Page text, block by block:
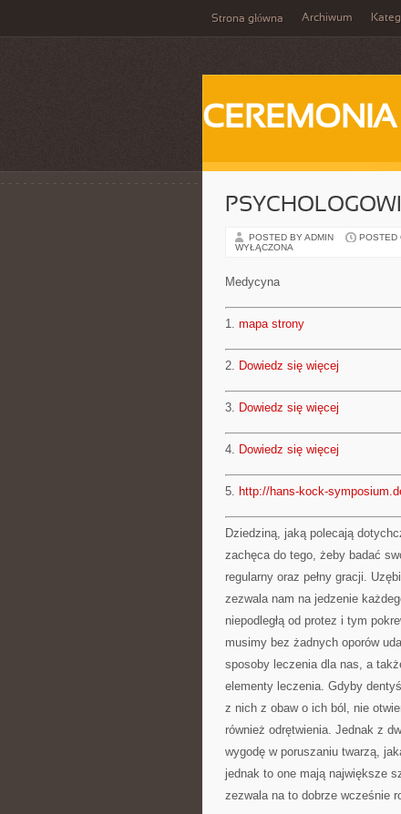
Strona główna Archiwum
CEREMONIA
POSTED BY ADMIN POSTED
WYŁĄCZONA
Medycyna
1. mapa strony
2. Dowiedz się więcej
3. Dowiedz się więcej
4. Dowiedz się więcej
5. http://hans-kock-
Dziedziną, jaką polecają
zachęca do tego, żeby badać
regularny oraz pełny gracji.
zezwala nam na jedzenie
niepodległą od protez i tym
musimy bez żadnych oporów
sposoby leczenia dla nas, a
elementy leczenia. Gdyby
z nich z obaw o ich ból, nie
również odrętwienia. Jednak z
wygodę w poruszaniu twarzą,
jednak to one mają największe
zezwala na to dobrze wcześnie